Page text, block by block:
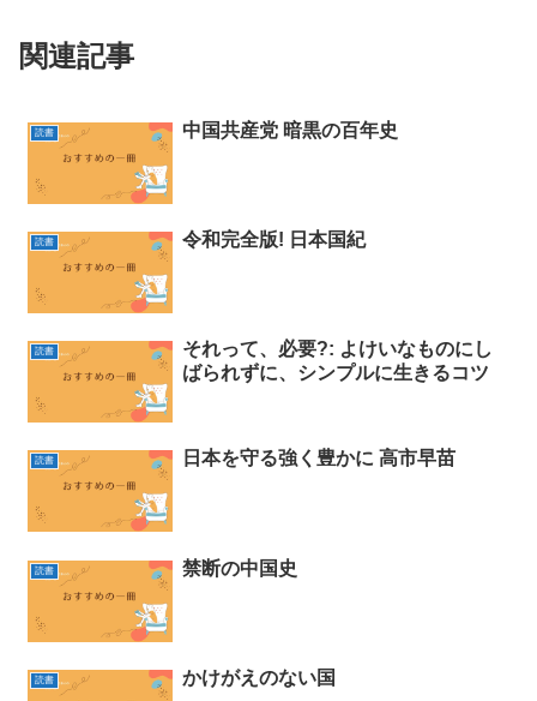
関連記事
読書 中国共産党 暗黒の百年史
読書 令和完全版! 日本国紀
読書
それって、必要?: よけいなものにし
ばられずに、シンプルに生きるコツ
読書 日本を守る強く豊かに 高市早苗
読書 禁断の中国史
読書 かけがえのない国